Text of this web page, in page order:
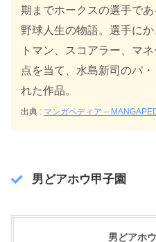
期までホークスの選手で
野球人生の物語。選手に
トマン、スコアラー、マ
点を当て、水島新司のパ
れた作品。
出典 : マンガペディア –
男どアホウ甲子園
男どアホ